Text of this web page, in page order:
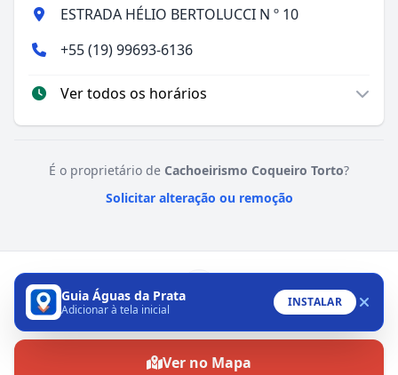
ESTRADA HÉLIO BERTOLUCCI N º 10
+55 (19) 99693-6136
Ver todos os horários
É o proprietário de Cachoeirismo Coqueiro Torto?
Solicitar alteração ou remoção
Ver no Mapa
Guia Águas da Prata
Adicionar à tela inicial
INSTALAR